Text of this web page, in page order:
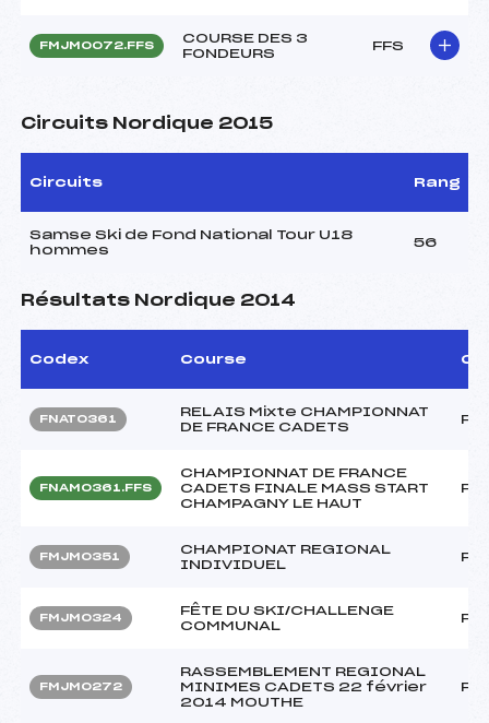
FMJM0072.FFS
COURSE DES 3
FONDEURS
FFS
Circuits Nordique 2015
Circuits Rang
Samse Ski de Fond National Tour U18
hommes
56
Résultats Nordique 2014
Codex Course
FNAT0361
RELAIS Mixte CHAMPIONNAT
DE FRANCE CADETS
FNAM0361.FFS
CHAMPIONNAT DE FRANCE
CADETS FINALE MASS START
CHAMPAGNY LE HAUT
FMJM0351
CHAMPIONAT REGIONAL
INDIVIDUEL
FMJM0324
FÊTE DU SKI/CHALLENGE
COMMUNAL
FMJM0272
RASSEMBLEMENT REGIONAL
MINIMES CADETS 22 février
2014 MOUTHE